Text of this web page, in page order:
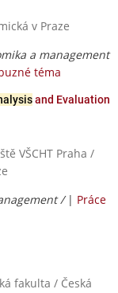
v Praze
a management
téma
and Evaluation
VŠCHT Praha /
/ | Práce
fakulta / Česká